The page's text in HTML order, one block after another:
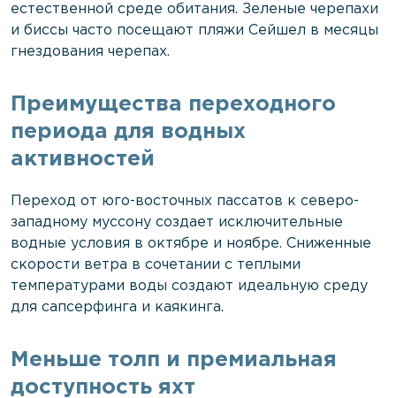
естественной среде обитания. Зеленые черепахи
и биссы часто посещают пляжи Сейшел в месяцы
гнездования черепах.
Преимущества переходного
периода для водных
активностей
Переход от юго-восточных пассатов к северо-
западному муссону создает исключительные
водные условия в октябре и ноябре. Сниженные
скорости ветра в сочетании с теплыми
температурами воды создают идеальную среду
для сапсерфинга и каякинга.
Меньше толп и премиальная
доступность яхт